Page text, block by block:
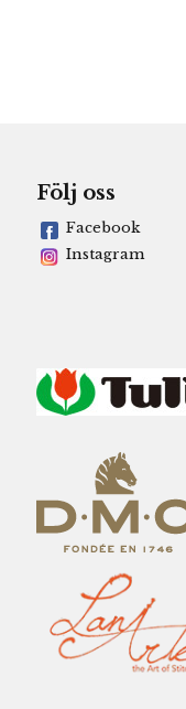
Följ oss
Facebook
Instagram